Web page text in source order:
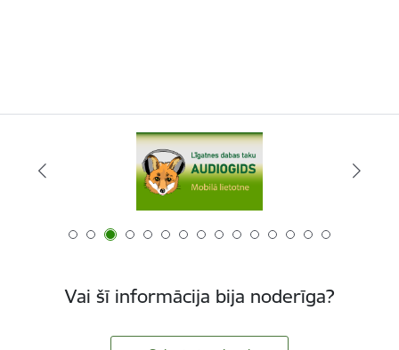
Vai šī informācija bija noderīga?